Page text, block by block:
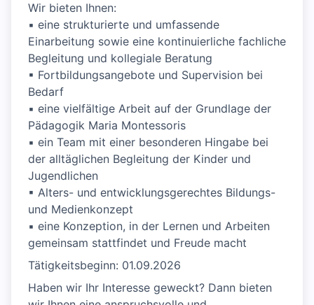
Wir bieten Ihnen:
▪ eine strukturierte und umfassende
Einarbeitung sowie eine kontinuierliche fachliche
Begleitung und kollegiale Beratung
▪ Fortbildungsangebote und Supervision bei
Bedarf
▪ eine vielfältige Arbeit auf der Grundlage der
Pädagogik Maria Montessoris
▪ ein Team mit einer besonderen Hingabe bei
der alltäglichen Begleitung der Kinder und
Jugendlichen
▪ Alters- und entwicklungsgerechtes Bildungs-
und Medienkonzept
▪ eine Konzeption, in der Lernen und Arbeiten
gemeinsam stattfindet und Freude macht
Tätigkeitsbeginn: 01.09.2026
Haben wir Ihr Interesse geweckt? Dann bieten